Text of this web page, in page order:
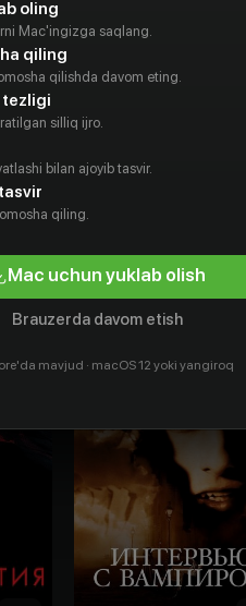
oling
Mac'ingizga saqlang.
qiling
qilishda davom eting.
tezligi
silliq ijro.
bilan ajoyib tasvir.
qiling.
Mac uchun yuklab olish
Brauzerda davom etish
mavjud · macOS 12 yoki yangiroq